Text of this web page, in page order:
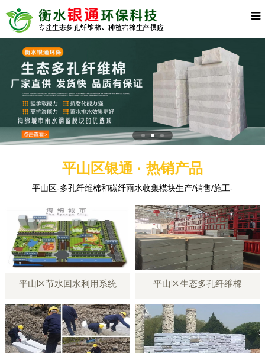
平山区银通 · 热销产品
平山区-多孔纤维棉和碳纤雨水收集模块生产/销售/施工-
平山区节水回水利用系统 平山区生态多孔纤维棉